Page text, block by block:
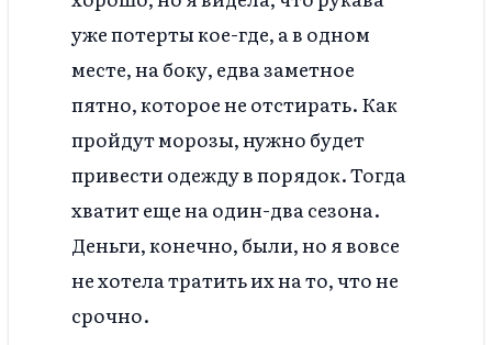
уже потерты кое-где, а в одном
месте, на боку, едва заметное
пятно, которое не отстирать. Как
пройдут морозы, нужно будет
привести одежду в порядок. Тогда
хватит еще на один-два сезона.
Деньги, конечно, были, но я вовсе
не хотела тратить их на то, что не
срочно.